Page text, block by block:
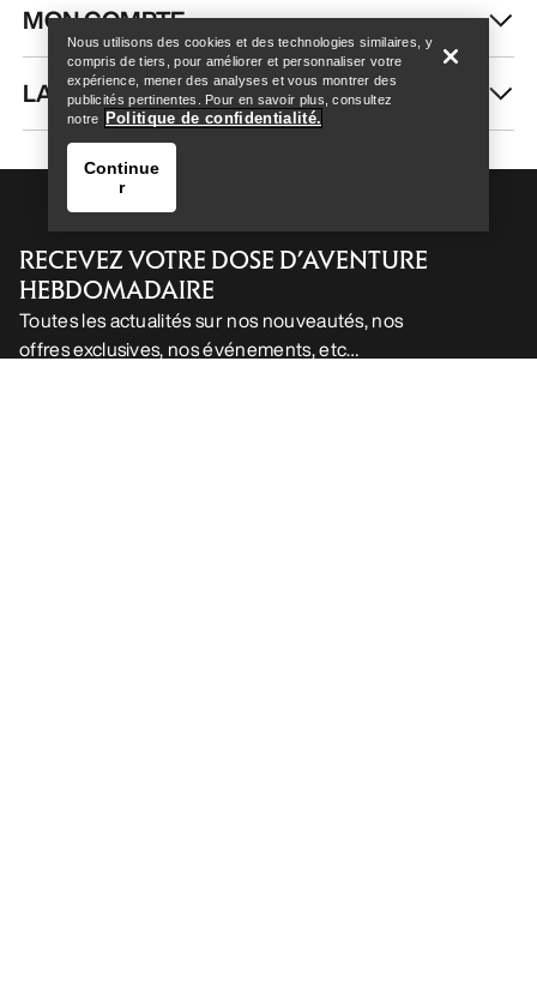
Help
MON COMPTE
LAVAGE ET RÉPARATION
RECEVEZ VOTRE DOSE D’AVENTURE
HEBDOMADAIRE
Toutes les actualités sur nos nouveautés, nos
offres exclusives, nos événements, etc…
Nous utilisons des cookies et des technologies similaires, y
compris de tiers, pour améliorer et personnaliser votre
expérience, mener des analyses et vous montrer des
publicités pertinentes. Pour en savoir plus, consultez
notre
Politique de confidentialité.
Continue
r